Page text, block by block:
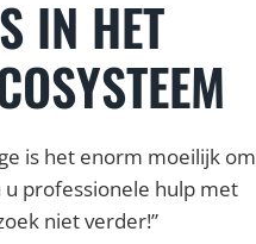
IN HET
is het enorm moeilijk om
professionele hulp met
niet verder!”